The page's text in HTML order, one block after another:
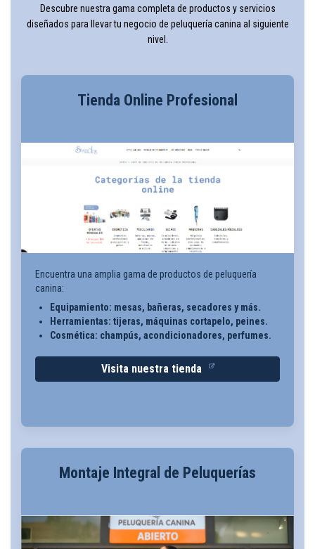
Descubre nuestra gama completa de productos y servicios
diseñados para llevar tu negocio de peluquería canina al siguiente
nivel.
Tienda Online Profesional
Encuentra una amplia gama de productos de peluquería
canina:
Equipamiento: mesas, bañeras, secadores y más.
Herramientas: tijeras, máquinas cortapelo, peines.
Cosmética: champús, acondicionadores, perfumes.
Visita nuestra tienda
Montaje Integral de Peluquerías